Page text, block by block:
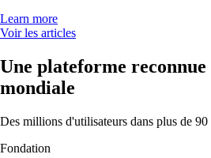
Learn more
Voir les articles
Une plateforme
mondiale
Des millions d'utilisateurs dans plus de 90
Fondation